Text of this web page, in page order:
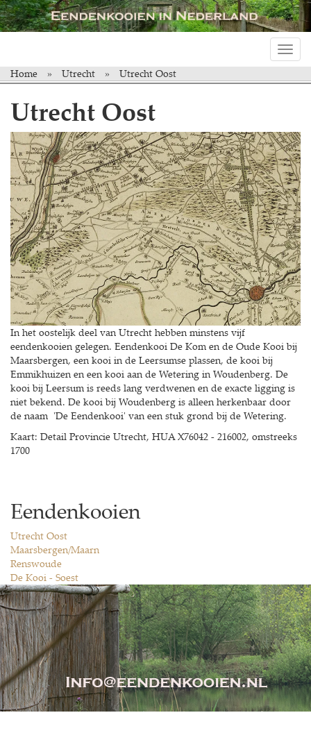
Home Utrecht Utrecht Oost
Utrecht Oost
In het oostelijk deel van Utrecht hebben minstens vijf
eendenkooien gelegen. Eendenkooi De Kom en de Oude Kooi bij
Maarsbergen, een kooi in de Leersumse plassen, de kooi bij
Emmikhuizen en een kooi aan de Wetering in Woudenberg. De
kooi bij Leersum is reeds lang verdwenen en de exacte ligging is
niet bekend. De kooi bij Woudenberg is alleen herkenbaar door
de naam 'De Eendenkooi' van een stuk grond bij de Wetering.
Kaart: Detail Provincie Utrecht, HUA X76042 - 216002, omstreeks
1700
Eendenkooien
Utrecht Oost
Maarsbergen/Maarn
Renswoude
De Kooi - Soest